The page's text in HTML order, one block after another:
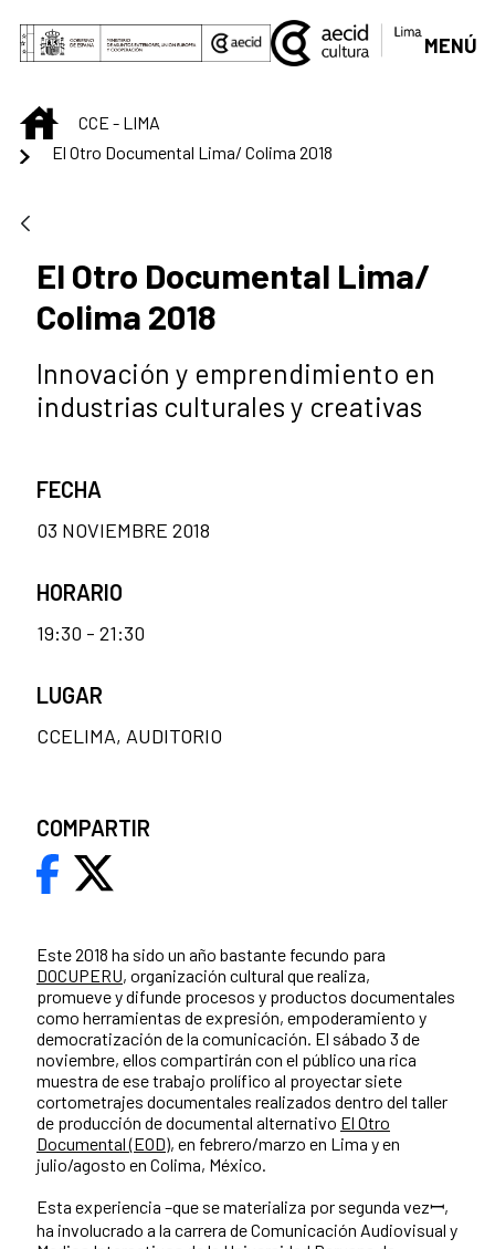
Saltar al contenido principal
MENÚ
INICIOCCE - LIMA
El Otro Documental Lima/ Colima 2018
El Otro Documental Lima/
Colima 2018
Innovación y emprendimiento en
industrias culturales y creativas
Este 2018 ha sido un año bastante fecundo para
DOCUPERU, organización cultural que realiza,
promueve y difunde procesos y productos documentales
como herramientas de expresión, empoderamiento y
democratización de la comunicación. El sábado 3 de
noviembre, ellos compartirán con el público una rica
muestra de ese trabajo prolífico al proyectar siete
cortometrajes documentales realizados dentro del taller
de producción de documental alternativo El Otro
Documental (EOD), en febrero/marzo en Lima y en
julio/agosto en Colima, México.
Esta experiencia –que se materializa por segunda vezꟷ,
ha involucrado a la carrera de Comunicación Audiovisual y
FECHA
03 NOVIEMBRE 2018
HORARIO
19:30 - 21:30
LUGAR
CCELIMA, AUDITORIO
COMPARTIR